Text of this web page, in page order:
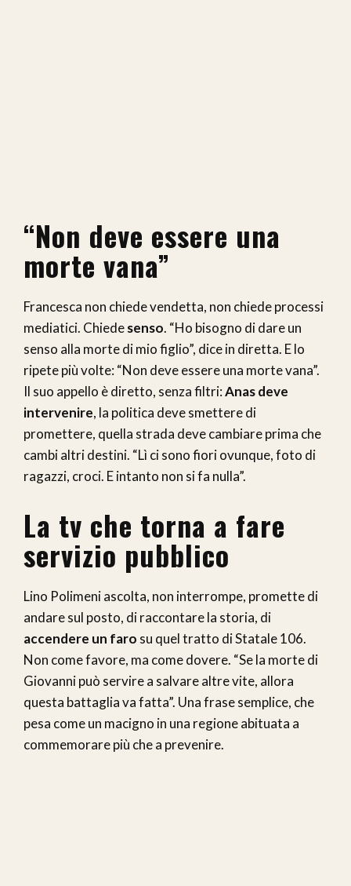
“Non deve essere una
morte vana”
Francesca non chiede vendetta, non chiede processi
mediatici. Chiedesenso. “Ho bisogno di dare un
senso alla morte di mio figlio”, dice in diretta. E lo
ripete più volte: “Non deve essere una morte vana”.
Il suo appello è diretto, senza filtri:Anas deve
intervenire, la politica deve smettere di
promettere, quella strada deve cambiare prima che
cambi altri destini. “Lì ci sono fiori ovunque, foto di
ragazzi, croci. E intanto non si fa nulla”.
La tv che torna a fare
servizio pubblico
Lino Polimeni ascolta, non interrompe, promette di
andare sul posto, di raccontare la storia, di
accendere un faro su quel tratto di Statale 106.
Non come favore, ma come dovere. “Se la morte di
Giovanni può servire a salvare altre vite, allora
questa battaglia va fatta”. Una frase semplice, che
pesa come un macigno in una regione abituata a
commemorare più che a prevenire.